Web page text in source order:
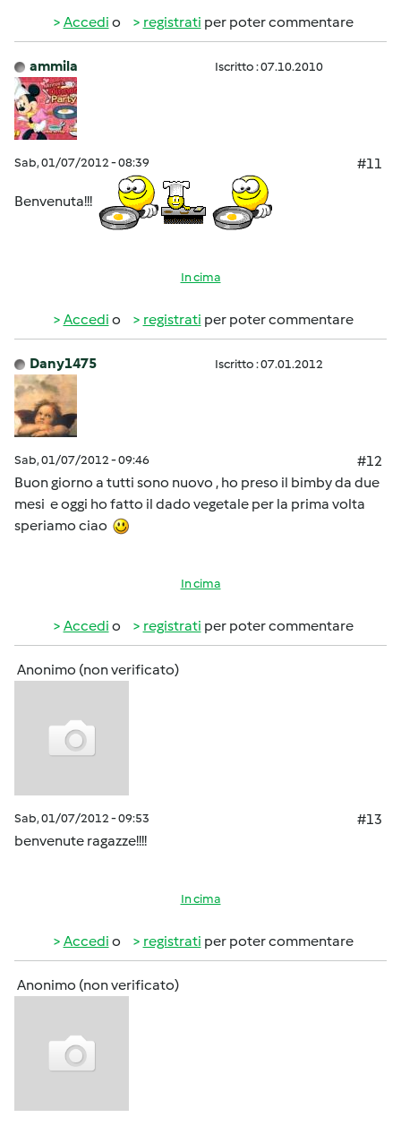
Accedi o registrati per poter commentare
ammila Iscritto : 07.10.2010
Sab, 01/07/2012 - 08:39 #11
Benvenuta!!!
In cima
Accedi o registrati per poter commentare
Dany1475 Iscritto : 07.01.2012
Sab, 01/07/2012 - 09:46
#12
Buon giorno a tutti sono nuovo , ho preso il bimby da due
mesi e oggi ho fatto il dado vegetale per la prima volta
speriamo ciao
In cima
Accedi o registrati per poter commentare
Anonimo (non verificato)
Sab, 01/07/2012 - 09:53
#13
benvenute ragazze!!!!
In cima
Accedi o registrati per poter commentare
Anonimo (non verificato)